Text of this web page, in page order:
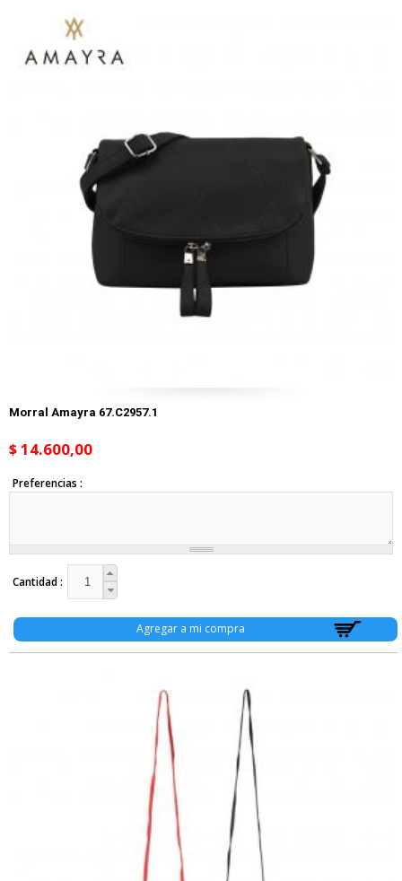
Morral Amayra 67.C2957.1
$ 14.600,00
Preferencias
Cantidad